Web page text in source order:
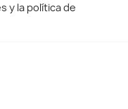
y la política de